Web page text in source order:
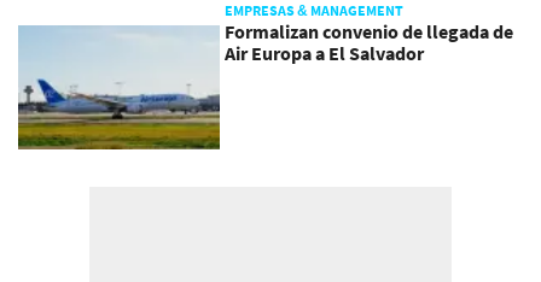
EMPRESAS & MANAGEMENT
Formalizan convenio de llegada de
Air Europa a El Salvador